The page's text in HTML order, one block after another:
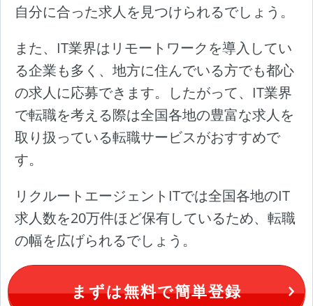
自分に合った求人を見つけられるでしょう。
また、IT業界はリモートワークを導入してい
る企業も多く、地方に住んでいる方でも都心
の求人に応募できます。したがって、IT業界
で転職を考える際は全国各地の豊富な求人を
取り扱っている転職サービスがおすすめで
す。
リクルートエージェントITでは全国各地のIT
求人数を20万件ほど保有しているため、転職
の幅を広げられるでしょう。
まずは無料で簡単登録